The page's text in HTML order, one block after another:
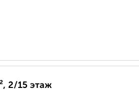
2/15 этаж